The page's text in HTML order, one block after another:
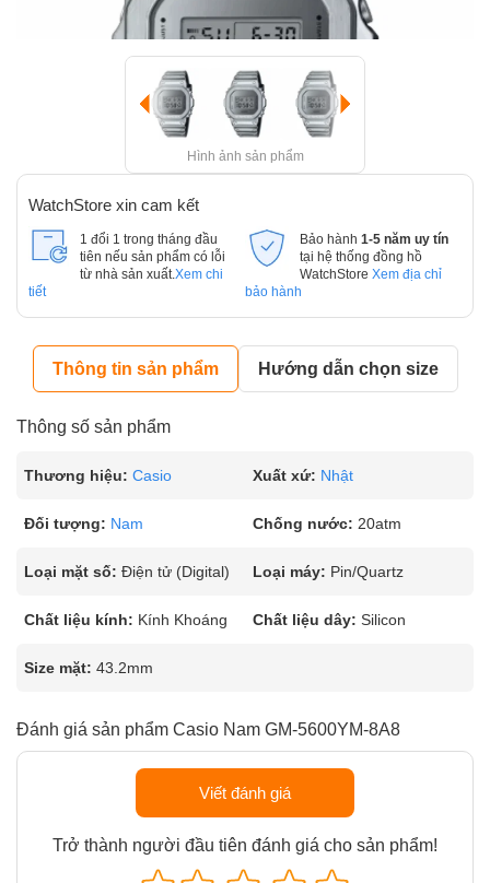
Hình ảnh sản phẩm
WatchStore xin cam kết
1 đổi 1 trong tháng đầu
tiên nếu sản phẩm có lỗi
từ nhà sản xuất. Xem chi
tiết
Bảo hành 1-5 năm uy tín
tại hệ thống đồng hồ
WatchStore Xem địa chỉ
bảo hành
Thông tin sản phẩm Hướng dẫn chọn size
Thông số sản phẩm
Thương hiệu: Casio Xuất xứ: Nhật
Đối tượng: Nam Chống nước: 20atm
Loại mặt số: Điện tử (Digital) Loại máy: Pin/Quartz
Chất liệu kính: Kính Khoáng Chất liệu dây: Silicon
Size mặt: 43.2mm
Đánh giá sản phẩm Casio Nam GM-5600YM-8A8
Viết đánh giá
Trở thành người đầu tiên đánh giá cho sản phẩm!